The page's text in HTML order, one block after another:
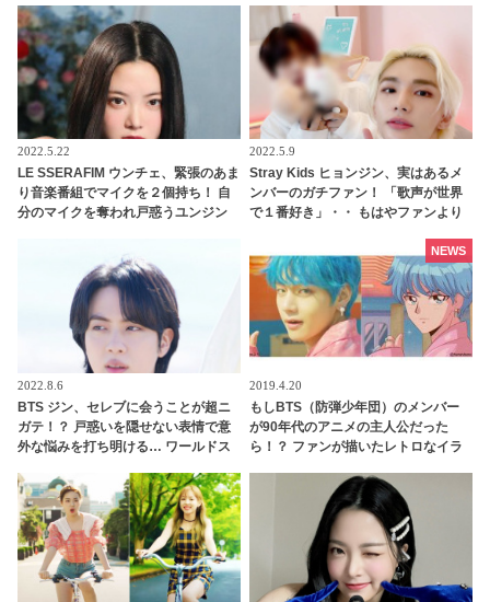
る姿がかわいすぎる
2022.5.22
LE SSERAFIM ウンチェ、緊張のあま
り音楽番組でマイクを２個持ち！ 自
分のマイクを奪われ戸惑うユンジン
2022.5.9
Stray Kids ヒョンジン、実はあるメ
ンバーのガチファン！ 「歌声が世界
で１番好き」・・ もはやファンより
ていることが明らかに
2022.8.6
BTS ジン、セレブに会うことが超ニ
ガテ！？ 戸惑いを隠せない表情で意
外な悩みを打ち明ける… ワールドス
姿にファンほっこり「あなたこそセ
レブなのに！」
2019.4.20
もしBTS（防弾少年団）のメンバー
が90年代のアニメの主人公だった
ら！？ ファンが描いたレトロなイラ
NEWS